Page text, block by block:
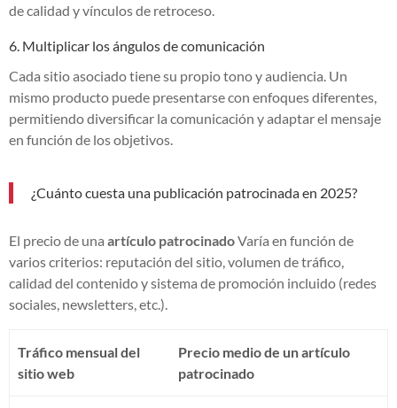
de calidad y vínculos de retroceso.
6. Multiplicar los ángulos de comunicación
Cada sitio asociado tiene su propio tono y audiencia. Un
mismo producto puede presentarse con enfoques diferentes,
permitiendo diversificar la comunicación y adaptar el mensaje
en función de los objetivos.
¿Cuánto cuesta una publicación patrocinada en 2025?
El precio de una artículo patrocinadoVaría en función de
varios criterios: reputación del sitio, volumen de tráfico,
calidad del contenido y sistema de promoción incluido (redes
sociales, newsletters, etc.).
Tráfico mensual del
sitio web
Precio medio de un artículo
patrocinado